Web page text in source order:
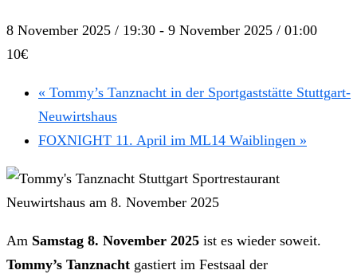
8 November 2025 / 19:30 - 9 November 2025 / 01:00
10€
« Tommy’s Tanznacht in der Sportgaststätte Stuttgart-
Neuwirtshaus
FOXNIGHT 11. April im ML14 Waiblingen »
Am Samstag 8. November 2025 ist es wieder soweit.
Tommy’s Tanznacht gastiert im Festsaal der